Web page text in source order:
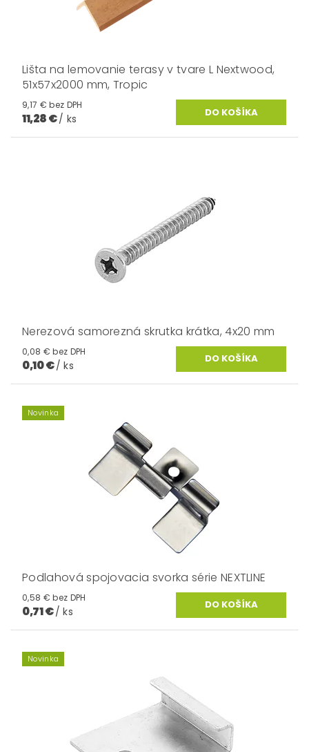
Lišta na lemovanie terasy v tvare L Nextwood,
51x57x2000 mm, Tropic
9,17 € bez DPH
11,28 €/ ks
Nerezová samorezná skrutka krátka, 4x20 mm
0,08 € bez DPH
0,10 €/ ks
Novinka
Podlahová spojovacia svorka série NEXTLINE
0,58 € bez DPH
0,71 €/ ks
Novinka